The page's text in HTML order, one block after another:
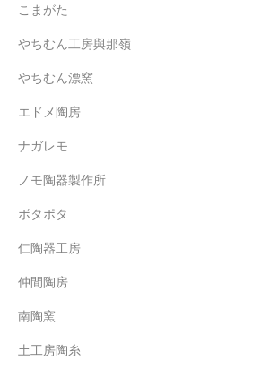
こまがた
やちむん工房與那嶺
やちむん漂窯
エドメ陶房
ナガレモ
ノモ陶器製作所
ボタポタ
仁陶器工房
仲間陶房
南陶窯
土工房陶糸